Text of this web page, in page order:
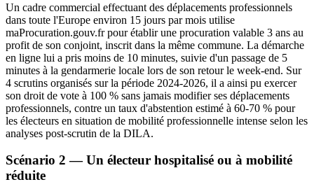
Un cadre commercial effectuant des déplacements professionnels
dans toute l'Europe environ 15 jours par mois utilise
maProcuration.gouv.fr pour établir une procuration valable 3 ans au
profit de son conjoint, inscrit dans la même commune. La démarche
en ligne lui a pris moins de 10 minutes, suivie d'un passage de 5
minutes à la gendarmerie locale lors de son retour le week-end. Sur
4 scrutins organisés sur la période 2024-2026, il a ainsi pu exercer
son droit de vote à 100 % sans jamais modifier ses déplacements
professionnels, contre un taux d'abstention estimé à 60-70 % pour
les électeurs en situation de mobilité professionnelle intense selon les
analyses post-scrutin de la DILA.
Scénario 2 — Un électeur hospitalisé ou à mobilité
réduite